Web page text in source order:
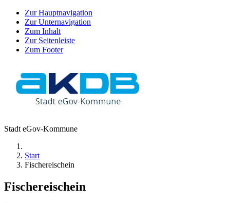
Zur Hauptnavigation
Zur Unternavigation
Zum Inhalt
Zur Seitenleiste
Zum Footer
Stadt eGov-Kommune
Start
Fischereischein
Fischereischein